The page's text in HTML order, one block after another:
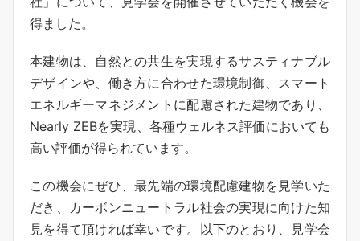
得ました。
本建物は、自然との共生を実現するサスティナブル
デザインや、働き方に合わせた環境制御、スマート
エネルギーマネジメントに配慮された建物であり、
Nearly ZEBを実現、各種ウェルネス評価においても
高い評価が得られています。
この機会にぜひ、最先端の環境配慮建物を見学いた
だき、カーボンニュートラル社会の実現に向けた知
見を得て頂ければ幸いです。以下のとおり、見学会